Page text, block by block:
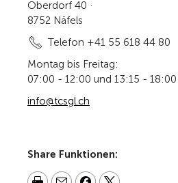
Oberdorf 40 ·
8752 Näfels
Telefon +41 55 618 44 80
Montag bis Freitag:
07:00 - 12:00 und 13:15 -
info@tcsgl.ch
Share Funktionen: